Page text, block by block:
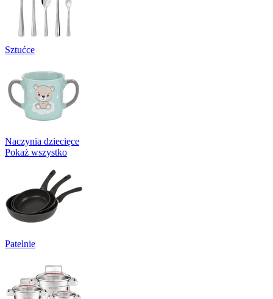
Sztućce
Naczynia dziecięce
Pokaż wszystko
Patelnie